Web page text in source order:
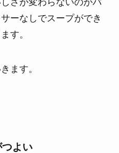
さが変わらないのがバ
ーなしでスープができ
す。
ます。
よい